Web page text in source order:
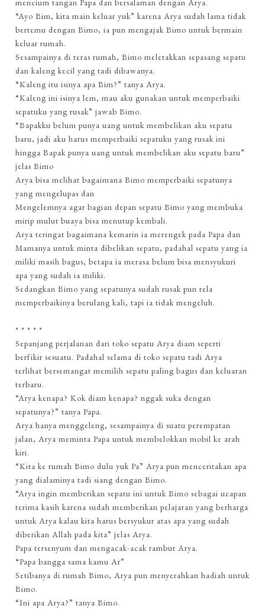
mencium tangan Papa dan bersalaman dengan Arya.
“Ayo Bim, kita main keluar yuk” karena Arya sudah lama tidak
bertemu dengan Bimo, ia pun mengajak Bimo untuk bermain
keluar rumah.
Sesampainya di teras rumah, Bimo meletakkan sepasang sepatu
dan kaleng kecil yang tadi dibawanya.
“Kaleng itu isinya apa Bim?” tanya Arya.
“Kaleng ini isinya lem, mau aku gunakan untuk memperbaiki
sepatuku yang rusak” jawab Bimo.
“Bapakku belum punya uang untuk membelikan aku sepatu
baru, jadi aku harus memperbaiki sepatuku yang rusak ini
hingga Bapak punya uang untuk membelikan aku sepatu baru”
jelas Bimo
Arya bisa melihat bagaimana Bimo memperbaiki sepatunya
yang mengelupas dan
Mengelemnya agar bagian depan sepatu Bimo yang membuka
mirip mulut buaya bisa menutup kembali.
Arya teringat bagaimana kemarin ia merengek pada Papa dan
Mamanya untuk minta dibelikan sepatu, padahal sepatu yang ia
miliki masih bagus, betapa ia merasa belum bisa mensyukuri
apa yang sudah ia miliki.
Sedangkan Bimo yang sepatunya sudah rusak pun rela
memperbaikinya berulang kali, tapi ia tidak mengeluh.
* * * * *
Sepanjang perjalanan dari toko sepatu Arya diam seperti
berfikir sesuatu. Padahal selama di toko sepatu tadi Arya
terlihat bersemangat memilih sepatu paling bagus dan keluaran
terbaru.
“Arya kenapa? Kok diam kenapa? nggak suka dengan
sepatunya?” tanya Papa.
Arya hanya menggeleng, sesampainya di suatu perempatan
jalan, Arya meminta Papa untuk membelokkan mobil ke arah
kiri.
“Kita ke rumah Bimo dulu yuk Pa” Arya pun menceritakan apa
yang dialaminya tadi siang dengan Bimo.
“Arya ingin memberikan sepatu ini untuk Bimo sebagai ucapan
terima kasih karena sudah memberikan pelajaran yang berharga
untuk Arya kalau kita harus bersyukur atas apa yang sudah
diberikan Allah pada kita” jelas Arya.
Papa tersenyum dan mengacak-acak rambut Arya.
“Papa bangga sama kamu Ar”
Setibanya di rumah Bimo, Arya pun menyerahkan hadiah untuk
Bimo.
“Ini apa Arya?” tanya Bimo.